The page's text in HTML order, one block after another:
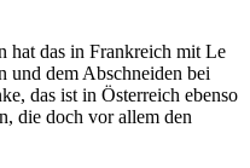
hat das in Frankreich mit Le
und dem Abschneiden bei
das ist in Österreich ebenso
die doch vor allem den